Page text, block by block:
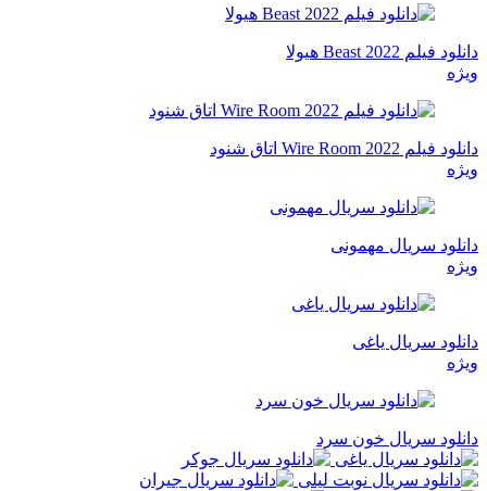
دانلود فیلم Beast 2022 هیولا
ویژه
دانلود فیلم Wire Room 2022 اتاق شنود
ویژه
دانلود سریال مهمونی
ویژه
دانلود سریال یاغی
ویژه
دانلود سریال خون سرد